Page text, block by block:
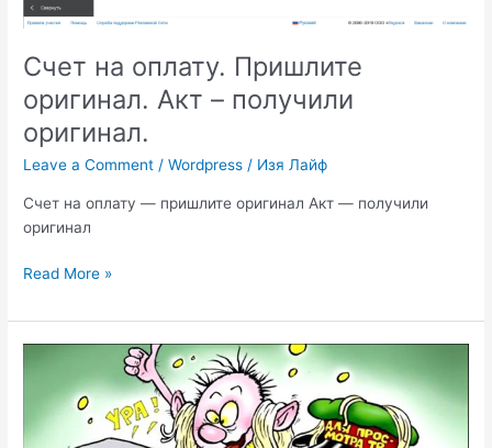
Счет на оплату. Пришлите
оригинал. Акт – получили
оригинал.
Leave a Comment /Wordpress / Изя Лайф
Счет на оплату — пришлите оригинал Акт — получили
оригинал
Счет
оплату.
Пришлите
получили
Read More »